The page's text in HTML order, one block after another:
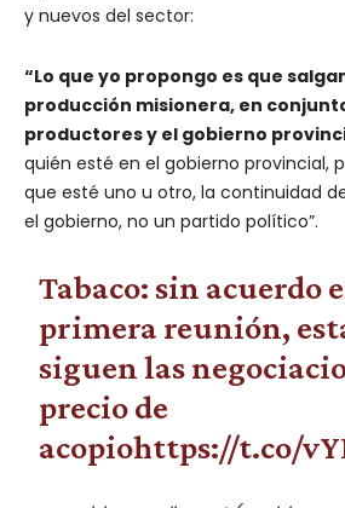
y nuevos del sector:
“Lo que yo propongo es que
producción misionera, en
productores y el gobierno
quién esté en el gobierno provincial,
que esté uno u otro, la continuidad
el gobierno, no un partido político”.
Tabaco: sin acuerdo
primera reunión,
siguen las
precio de
acopiohttps://t.co/